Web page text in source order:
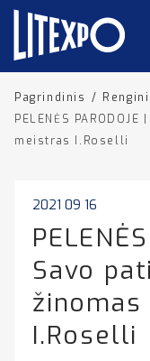
Pagrindinis /
PELENĖS
meistras I.Roselli
2021 09 16
Savo
I.Roselli